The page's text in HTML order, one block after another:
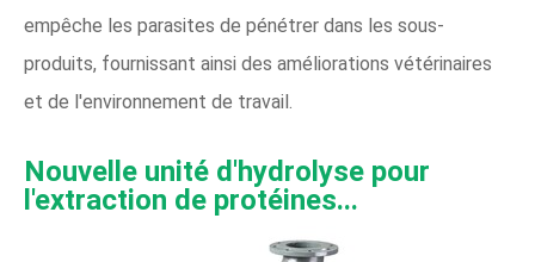
empêche les parasites de pénétrer dans les sous-
produits, fournissant ainsi des améliorations vétérinaires
et de l'environnement de travail.
Nouvelle unité d'hydrolyse pour
l'extraction de protéines...